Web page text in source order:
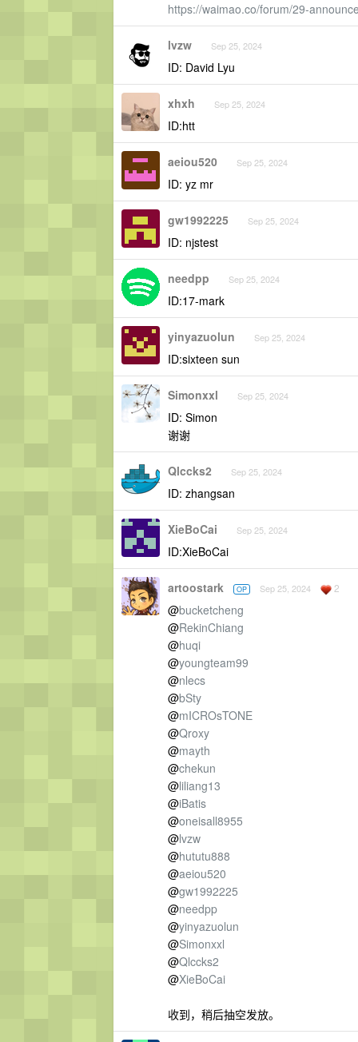
https://waimao.co/forum/29-
lvzw Sep 25, 2024
ID: David Lyu
xhxh Sep 25, 2024
ID:htt
aeiou520 Sep 25, 2024
ID: yz mr
gw1992225 Sep 25, 2024
ID: njstest
needpp Sep 25, 2024
ID:17-mark
yinyazuolun Sep 25, 2024
ID:sixteen sun
Simonxxl Sep 25, 2024
ID: Simon
谢谢
Qlccks2 Sep 25, 2024
ID: zhangsan
XieBoCai Sep 25, 2024
ID:XieBoCai
artoostark OP Sep 25, 2024 2
@bucketcheng
@RekinChiang
@huqi
@youngteam99
@nlecs
@bSty
@mICROsTONE
@Qroxy
@mayth
@chekun
@liliang13
@iBatis
@oneisall8955
@lvzw
@hututu888
@aeiou520
@gw1992225
@needpp
@yinyazuolun
@Simonxxl
@Qlccks2
@XieBoCai
收到，稍后抽空发放。